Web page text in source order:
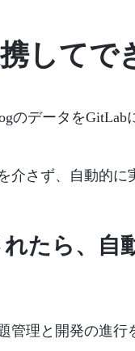
してで
のデータを
さず、自動的に
たら、自
管理と開発の進行